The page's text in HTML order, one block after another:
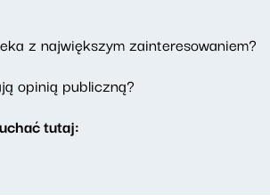
z największym zainteresowaniem?
opinią publiczną?
tutaj: